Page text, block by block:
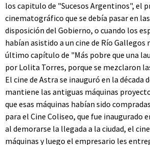
los capitulo de "Sucesos Argentinos", el
cinematográfico que se debía pasar en
disposición del Gobierno, o cuando los
habían asistido a un cine de Río Gallegos
último capítulo de "Más pobre que una
por Lolita Torres, porque se mezclaron
El cine de Astra se inauguró en la década
mantiene las antiguas máquinas
que esas máquinas habían sido
para el Cine Coliseo, que fue inaugurado
al demorarse la llegada a la ciudad, el
máquinas y luego el empresario les